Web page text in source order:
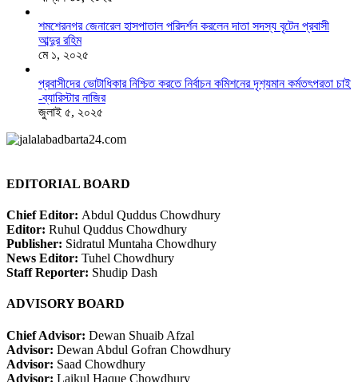
শমশেরনগর জেনারেল হাসপাতাল পরিদর্শন করলেন দাতা সদস্য বৃটেন প্রবাসী
আব্দুর রহিম
মে ১, ২০২৫
প্রবাসীদের ভোটাধিকার নিশ্চিত করতে নির্বাচন কমিশনের দৃশ‍্যমান কর্মতৎপরতা চাই
-ব্যারিস্টার নাজির
জুলাই ৫, ২০২৫
EDITORIAL BOARD
Chief Editor: Abdul Quddus Chowdhury
Editor: Ruhul Quddus Chowdhury
Publisher: Sidratul Muntaha Chowdhury
News Editor: Tuhel Chowdhury
Staff Reporter: Shudip Dash
ADVISORY BOARD
Chief Advisor: Dewan Shuaib Afzal
Advisor: Dewan Abdul Gofran Chowdhury
Advisor: Saad Chowdhury
Advisor: Laikul Haque Chowdhury